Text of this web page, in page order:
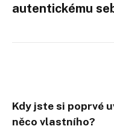
autentickému
Kdy jste si poprvé
něco vlastního?